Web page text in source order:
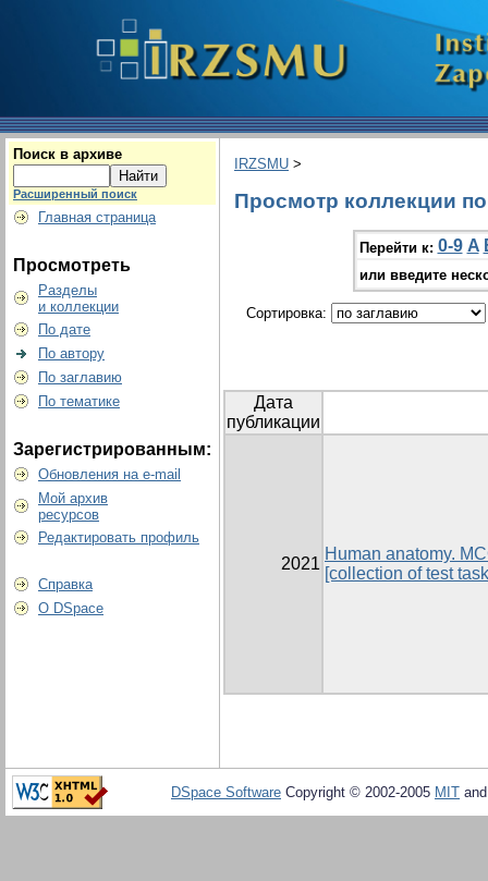
Поиск в архиве
Расширенный поиск
Главная страница
Просмотреть
Разделы
и коллекции
По дате
По автору
По заглавию
По тематике
Зарегистрированным:
Обновления на e-mail
Мой архив
ресурсов
Редактировать профиль
Справка
О DSpace
IRZSMU >
Просмотр коллекции
Перейти к: 0-9 A
или введите
Сортировка:
Дата
публикации
2021
Human anatomy.
[collection of test
DSpace Software Copyright © 2002-2005 MIT